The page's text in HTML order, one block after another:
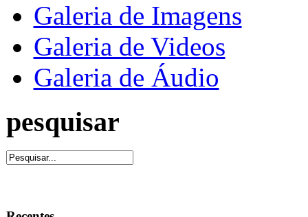
Galeria de Imagens
Galeria de Videos
Galeria de Áudio
pesquisar